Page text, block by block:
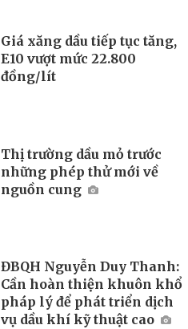
Giá xăng dầu tiếp tục tăng,
E10 vượt mức 22.800
đồng/lít
Thị trường dầu mỏ trước
những phép thử mới về
nguồn cung
ĐBQH Nguyễn Duy Thanh:
Cần hoàn thiện khuôn khổ
pháp lý để phát triển dịch
vụ dầu khí kỹ thuật cao